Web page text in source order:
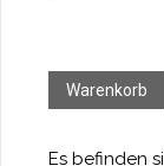
Warenkorb
Es befinden